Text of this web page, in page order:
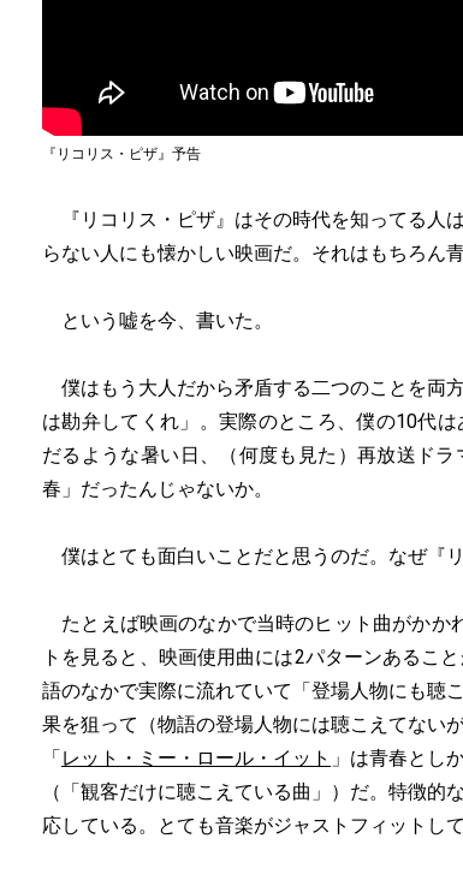
『リコリス・ピザ』予告
『リコリス・ピザ』はその時代を知ってる人
らない人にも懐かしい映画だ。それはもちろん
という嘘を今、書いた。
僕はもう大人だから矛盾する二つのことを両
は勘弁してくれ」。実際のところ、僕の10代
だるような暑い日、（何度も見た）再放送ド
春」だったんじゃないか。
僕はとても面白いことだと思うのだ。なぜ『
たとえば映画のなかで当時のヒット曲がかか
トを見ると、映画使用曲には2パターンあるこ
語のなかで実際に流れていて「登場人物にも聴
果を狙って（物語の登場人物には聴こえてない
「レット・ミー・ロール・イット 」は青春とし
（「観客だけに聴こえている曲」）だ。特徴
応している。とても音楽がジャストフィットして